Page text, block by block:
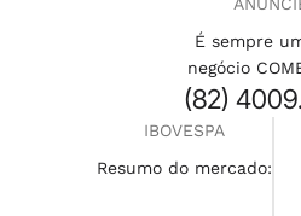
É sempre
negócio
(82)
IBOVESPA
Resumo do mercado: